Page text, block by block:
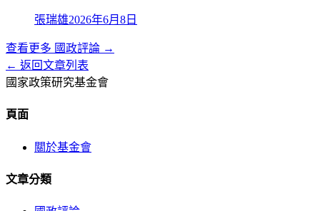
張瑞雄2026年6月8日
查看更多 國政評論 →
← 返回文章列表
國家政策研究基金會
頁面
關於基金會
文章分類